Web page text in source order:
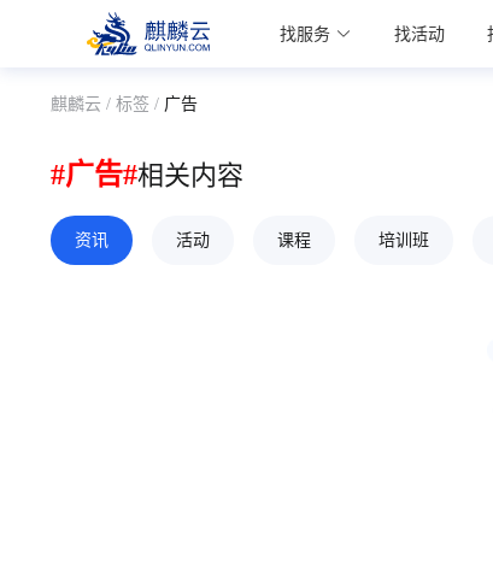
麒麟学院
Kylin Academy 找服务 找活动
麒麟云 / 标签 / 广告
#广告#相关内容
资讯 活动 课程 培训班